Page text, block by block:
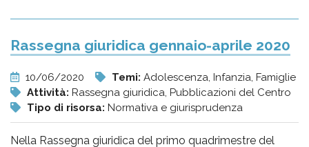
Rassegna giuridica gennaio-aprile 2020
10/06/2020 Temi: Adolescenza, Infanzia, Famiglie
Attività: Rassegna giuridica, Pubblicazioni del Centro
Tipo di risorsa: Normativa e giurisprudenza
Nella Rassegna giuridica del primo quadrimestre del